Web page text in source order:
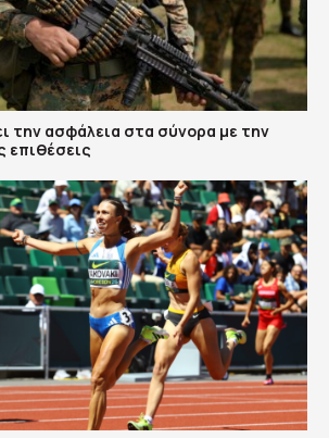
την ασφάλεια στα σύνορα με την
επιθέσεις